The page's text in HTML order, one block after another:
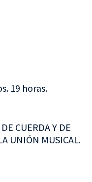
19 horas.
CUERDA Y DE
UNIÓN MUSICAL.